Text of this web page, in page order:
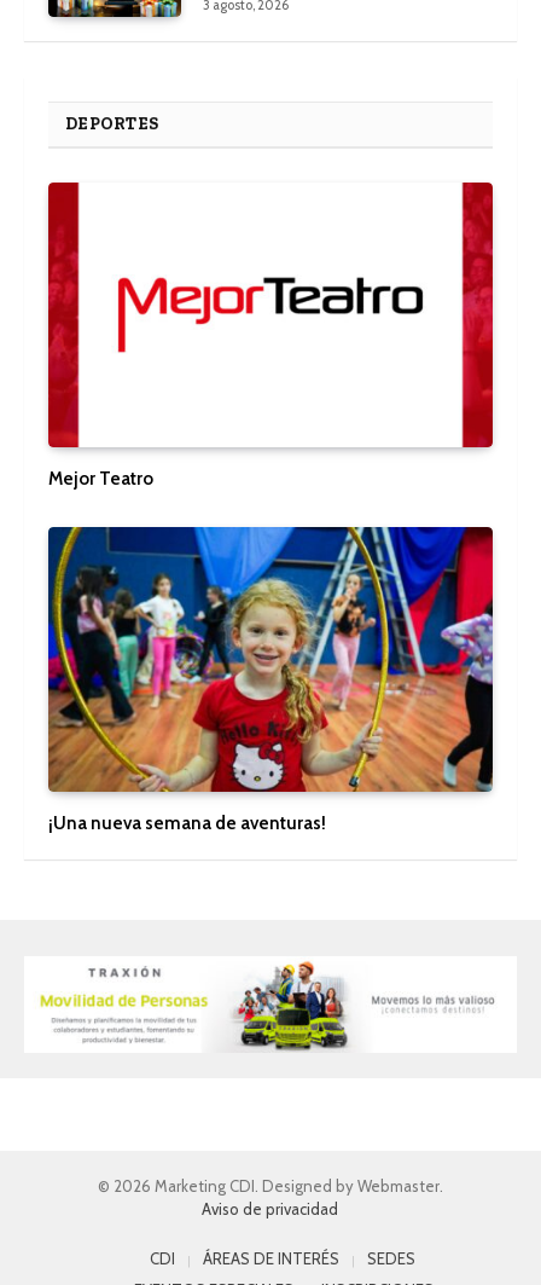
3 agosto, 2026
DEPORTES
Mejor Teatro
¡Una nueva semana de aventuras!
© 2026 Marketing CDI. Designed by Webmaster.
Aviso de privacidad
CDI ÁREAS DE INTERÉS
SEDES